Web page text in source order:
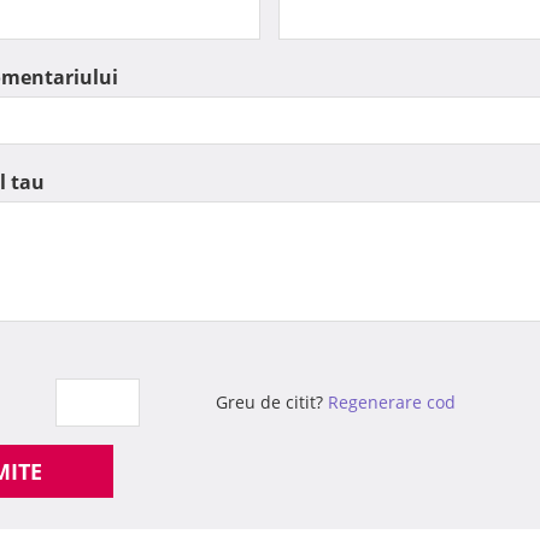
tau
Greu de citit? Regenerare cod